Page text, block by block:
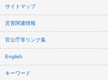
サイトマップ
災害関連情報
官公庁等リンク集
English
キーワード